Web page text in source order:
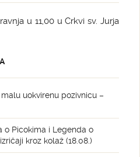
u 11,00 u Crkvi sv. Jurja
uokvirenu pozivnicu –
o Picokima i Legenda o
kroz kolaž (18.08.)